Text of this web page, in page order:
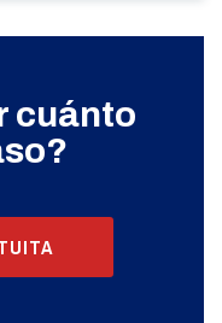
cuánto